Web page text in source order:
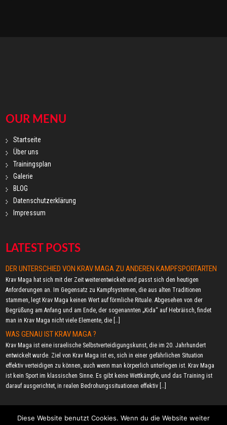
OUR MENU
Startseite
Über uns
Trainingsplan
Galerie
BLOG
Datenschutzerklärung
Impressum
LATEST POSTS
DER UNTERSCHIED VON KRAV MAGA ZU ANDEREN KAMPFSPORTARTEN
Krav Maga hat sich mit der Zeit weiterentwickelt und passt sich den heutigen
Anforderungen an. Im Gegensatz zu Kampfsystemen, die aus alten Traditionen
stammen, legt Krav Maga keinen Wert auf förmliche Rituale. Abgesehen von der
Begrüßung am Anfang und am Ende, der sogenannten „Kida“ auf Hebräisch, findet
man in Krav Maga nicht viele Elemente, die […]
WAS GENAU IST KRAV MAGA ?
Krav Maga ist eine israelische Selbstverteidigungskunst, die im 20. Jahrhundert
entwickelt wurde. Ziel von Krav Maga ist es, sich in einer gefährlichen Situation
effektiv verteidigen zu können, auch wenn man körperlich unterlegen ist. Krav Maga
ist kein Sport im klassischen Sinne. Es gibt keine Wettkämpfe, und das Training ist
darauf ausgerichtet, in realen Bedrohungssituationen effektiv […]
Diese Website benutzt Cookies. Wenn du die Website weiter